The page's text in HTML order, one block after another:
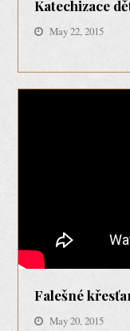
Katechizace
May 22, 2015
Falešné
May 20, 2015